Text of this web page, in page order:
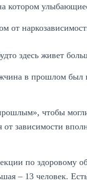
котором
здесь живет
в прошлом был
чтобы
зависимости
по здоровому
– 13 человек.